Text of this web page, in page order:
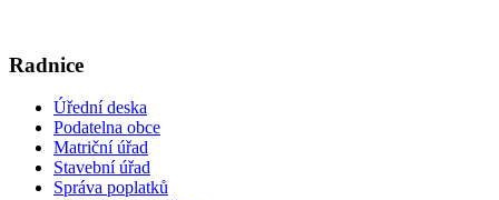
Radnice
Úřední deska
Podatelna obce
Matriční úřad
Stavební úřad
Správa poplatků